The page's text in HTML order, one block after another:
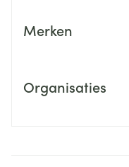
Merken
Organisaties